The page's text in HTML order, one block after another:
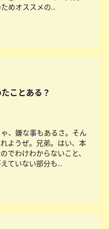
めオススメの...
ことある？
、嫌な事もあるさ。そん
ようぜ。兄弟。はい、本
でわけわからないこと、
ていない部分も...